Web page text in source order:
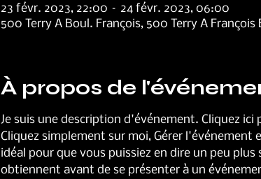
23 févr. 2023, 22:00 – 24 févr. 2023, 06:00
500 Terry A Boul. François, 500 Terry A François
À propos de
Je suis une description d'événement. Cliquez
Cliquez simplement sur moi, Gérer
idéal pour que vous puissiez en dire un peu
obtiennent avant de se présenter à un